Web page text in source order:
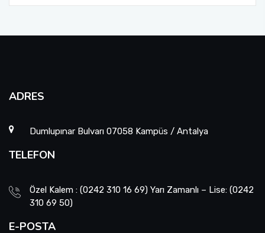
ADRES
Dumlupınar Bulvarı 07058 Kampüs / Antalya
TELEFON
Özel Kalem : (0242 310 16 69) Yarı Zamanlı – Lise: (0242
310 69 50)
E-POSTA